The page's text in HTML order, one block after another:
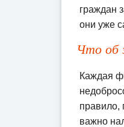
граждан
они уже
Что об
Каждая
правило,
важно